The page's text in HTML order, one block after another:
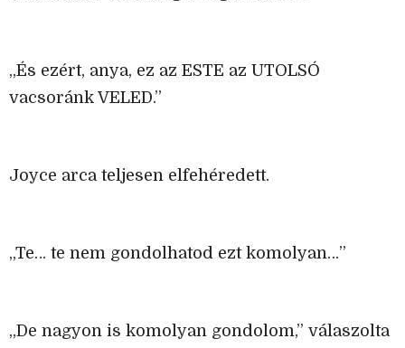
„És ezért, anya, ez az ESTE az UTOLSÓ
vacsoránk VELED.”
Joyce arca teljesen elfehéredett.
„Te… te nem gondolhatod ezt komolyan…”
„De nagyon is komolyan gondolom,” válaszolta